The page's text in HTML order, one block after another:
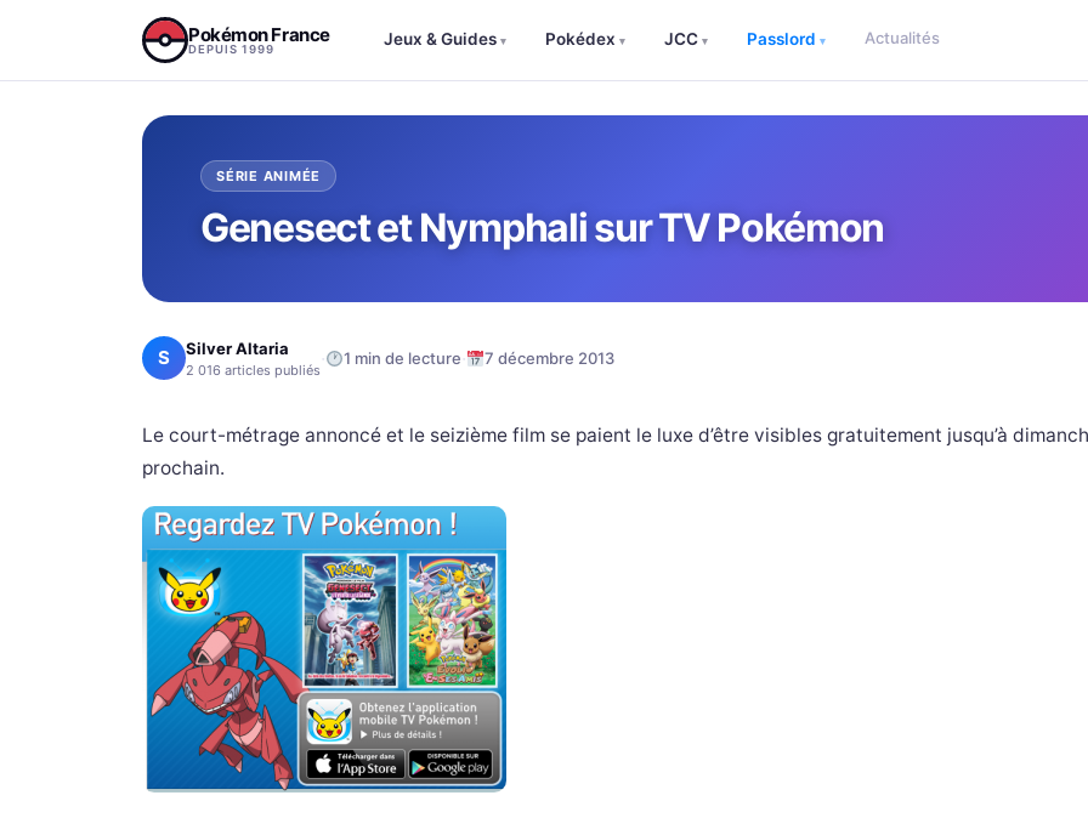
Pokémon France
DEPUIS 1999
Jeux & Guides ▾ Pokédex ▾ JCC ▾ Passlord ▾ Actualités
SÉRIE ANIMÉE
Genesect et Nymphali sur TV Pokémon
S Silver Altaria
2 016 articles publiés · 1 min de lecture· 7 décembre 2013
Le court-métrage annoncé et le seizième film se paient le luxe d’être visibles gratuitement jusqu’à
prochain.